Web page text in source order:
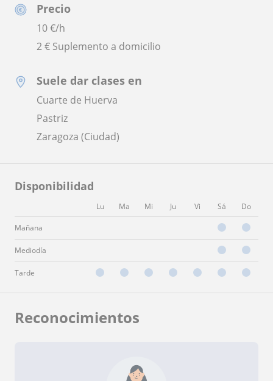
Precio
10€/h
2 € Suplemento a domicilio
Suele dar clases en
Cuarte de Huerva
Pastriz
Zaragoza (Ciudad)
Disponibilidad
Lu Ma Mi Ju Vi Sá Do
Mañana
Mediodía
Tarde
Reconocimientos